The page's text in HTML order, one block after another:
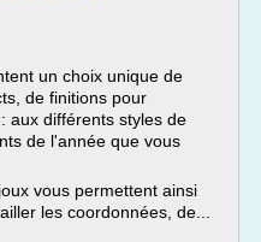
un choix unique de
de finitions pour
aux différents styles de
de l'année que vous
vous permettent ainsi
les coordonnées, de...